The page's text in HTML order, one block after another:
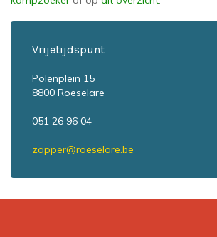
Vrijetijdspunt
Polenplein 15
8800 Roeselare
051 26 96 04
zapper@roeselare.be